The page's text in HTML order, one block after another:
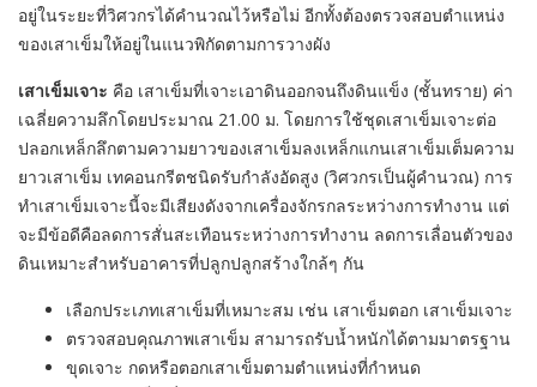
อยู่ในระยะที่วิศวกรได้คำนวณไว้หรือไม่ อีกทั้งต้องตรวจสอบตำแหน่ง
ของเสาเข็มให้อยู่ในแนวพิกัดตามการวางผัง
เสาเข็มเจาะ คือ เสาเข็มที่เจาะเอาดินออกจนถึงดินแข็ง (ชั้นทราย) ค่า
เฉลี่ยความลึกโดยประมาณ 21.00 ม. โดยการใช้ชุดเสาเข็มเจาะต่อ
ปลอกเหล็กลึกตามความยาวของเสาเข็มลงเหล็กแกนเสาเข็มเต็มความ
ยาวเสาเข็ม เทคอนกรีตชนิดรับกำลังอัดสูง (วิศวกรเป็นผู้คำนวณ) การ
ทำเสาเข็มเจาะนี้จะมีเสียงดังจากเครื่องจักรกลระหว่างการทำงาน แต่
จะมีข้อดีคือลดการสั่นสะเทือนระหว่างการทำงาน ลดการเลื่อนตัวของ
ดินเหมาะสำหรับอาคารที่ปลูกปลูกสร้างใกล้ๆ กัน
เลือกประเภทเสาเข็มที่เหมาะสม เช่น เสาเข็มตอก เสาเข็มเจาะ
ตรวจสอบคุณภาพเสาเข็ม สามารถรับน้ำหนักได้ตามมาตรฐาน
ขุดเจาะ กดหรือตอกเสาเข็มตามตำแหน่งที่กำหนด